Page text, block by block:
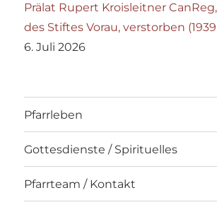
Prälat Rupert Kroisleitner
des Stiftes Vorau, verstorben
6. Juli 2026
Pfarrleben
Gottesdienste / Spirituelles
Pfarrteam / Kontakt